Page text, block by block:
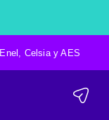
Enel, Celsia y AES